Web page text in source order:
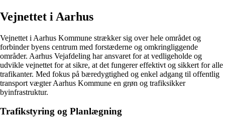
Vejnettet i Aarhus
Vejnettet i Aarhus Kommune strækker sig over hele området og
forbinder byens centrum med forstæderne og omkringliggende
områder. Aarhus Vejafdeling har ansvaret for at vedligeholde og
udvikle vejnettet for at sikre, at det fungerer effektivt og sikkert for alle
trafikanter. Med fokus på bæredygtighed og enkel adgang til offentlig
transport vægter Aarhus Kommune en grøn og trafiksikker
byinfrastruktur.
Trafikstyring og Planlægning